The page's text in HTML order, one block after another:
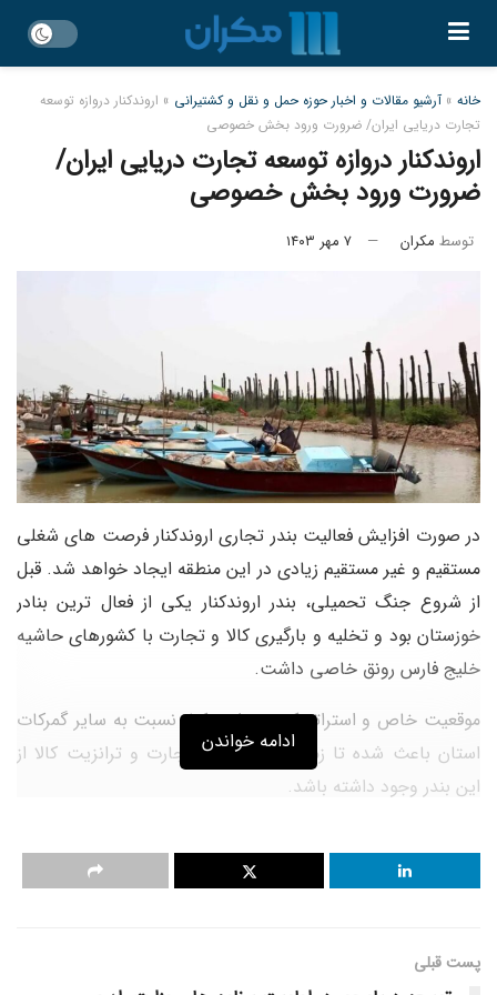
خانه » آرشیو مقالات و اخبار حوزه حمل و نقل و کشتیرانی » اروندکنار دروازه توسعه
تجارت دریایی ایران/ ضرورت ورود بخش خصوصی
اروندکنار دروازه توسعه تجارت دریایی ایران/
ضرورت ورود بخش خصوصی
توسط مکران ۷ مهر ۱۴۰۳
در صورت افزایش فعالیت بندر تجاری اروندکنار فرصت های شغلی
مستقیم و غیر مستقیم زیادی در این منطقه ایجاد خواهد شد. قبل
از شروع جنگ تحمیلی، بندر اروندکنار یکی از فعال ترین بنادر
خوزستان بود و تخلیه و بارگیری کالا و تجارت با کشورهای حاشیه
خلیج فارس رونق خاصی داشت.
موقعیت خاص و استراتژیک بندر اروندکنار نسبت به سایر گمرکات
استان باعث شده تا زمینه بهتری برای تجارت و ترانزیت کالا از
این بندر وجود داشته باشد.
القصر عراق برخوردار است و در عین حال دارای شرایط مطلوبی
عراق و کویت به منظور توسعه گردشگری نیز است.
ادامه خواندن
پست قبلی